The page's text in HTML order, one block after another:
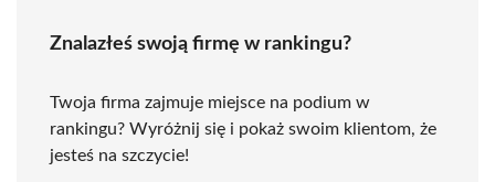
Znalazłeś swoją firmę w rankingu?
Twoja firma zajmuje miejsce na podium w
rankingu? Wyróżnij się i pokaż swoim klientom, że
jesteś na szczycie!